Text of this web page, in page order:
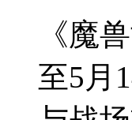
《魔
至5月